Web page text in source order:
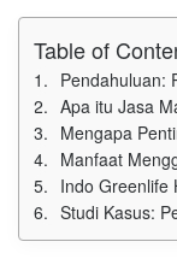
Table of
Pendahuluan:
Apa itu Jasa
Mengapa
Manfaat
Indo Greenlife
Studi Kasus: